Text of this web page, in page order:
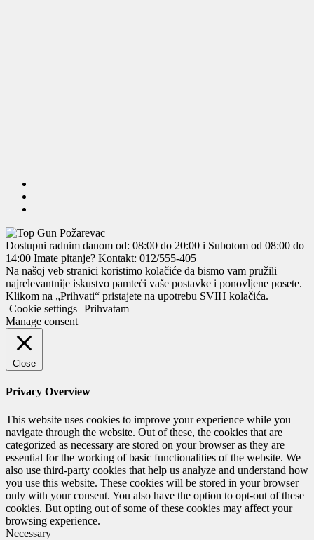
Dostupni radnim danom od: 08:00 do 20:00 i Subotom od 08:00 do
14:00 Imate pitanje? Kontakt: 012/555-405
Na našoj veb stranici koristimo kolačiće da bismo vam pružili
najrelevantnije iskustvo pamteći vaše postavke i ponovljene posete.
Klikom na „Prihvati“ pristajete na upotrebu SVIH kolačića.
Cookie settings Prihvatam
Manage consent
Close
Privacy Overview
This website uses cookies to improve your experience while you
navigate through the website. Out of these, the cookies that are
categorized as necessary are stored on your browser as they are
essential for the working of basic functionalities of the website. We
also use third-party cookies that help us analyze and understand how
you use this website. These cookies will be stored in your browser
only with your consent. You also have the option to opt-out of these
cookies. But opting out of some of these cookies may affect your
browsing experience.
Necessary